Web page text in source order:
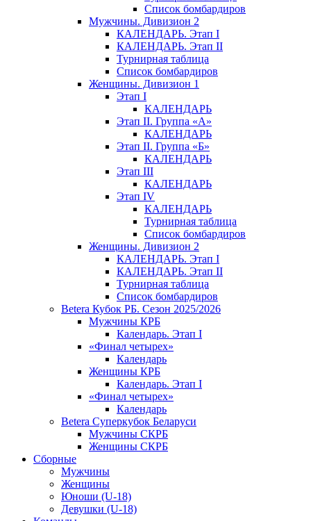
Список бомбардиров
Мужчины. Дивизион 2
КАЛЕНДАРЬ. Этап I
КАЛЕНДАРЬ. Этап II
Турнирная таблица
Список бомбардиров
Женщины. Дивизион 1
Этап I
КАЛЕНДАРЬ
Этап II. Группа «А»
КАЛЕНДАРЬ
Этап II. Группа «Б»
КАЛЕНДАРЬ
Этап III
КАЛЕНДАРЬ
Этап IV
КАЛЕНДАРЬ
Турнирная таблица
Список бомбардиров
Женщины. Дивизион 2
КАЛЕНДАРЬ. Этап I
КАЛЕНДАРЬ. Этап II
Турнирная таблица
Список бомбардиров
Betera Кубок РБ. Сезон 2025/2026
Мужчины КРБ
Календарь. Этап I
«Финал четырех»
Календарь
Женщины КРБ
Календарь. Этап I
«Финал четырех»
Календарь
Betera Суперкубок Беларуси
Мужчины СКРБ
Женщины СКРБ
Сборные
Мужчины
Женщины
Юноши (U-18)
Девушки (U-18)